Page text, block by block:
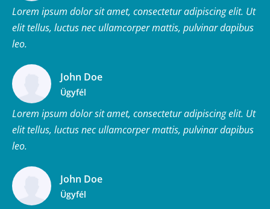
Lorem ipsum dolor sit amet, consectetur adipiscing elit. Ut
elit tellus, luctus nec ullamcorper mattis, pulvinar dapibus
leo.
John Doe
Ügyfél
Lorem ipsum dolor sit amet, consectetur adipiscing elit. Ut
elit tellus, luctus nec ullamcorper mattis, pulvinar dapibus
leo.
John Doe
Ügyfél